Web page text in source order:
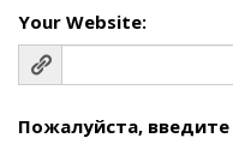
Your Website:
Пожалуйста,